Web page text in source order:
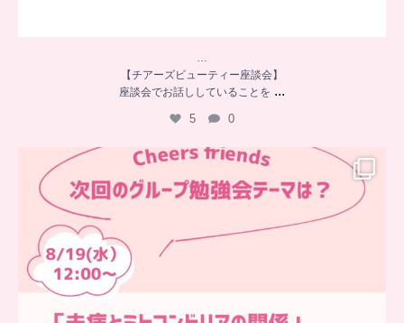
…
【チアーズビューティー座談会】
座談会でお話ししていることを ...
5 0
…
グループ勉強会